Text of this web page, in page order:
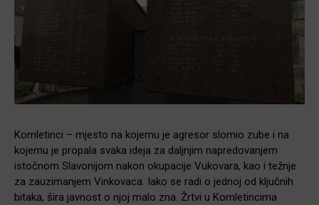
Komletinci – mjesto na kojemu je agresor slomio zube i na
kojemu je propala svaka ideja za daljnjim napredovanjem
istočnom Slavonijom nakon okupacije Vukovara, kao i težnje
za zauzimanjem Vinkovaca. Iako se radi o jednoj od ključnih
bitaka, šira javnost o njoj malo zna. Žrtvi u Komletincima